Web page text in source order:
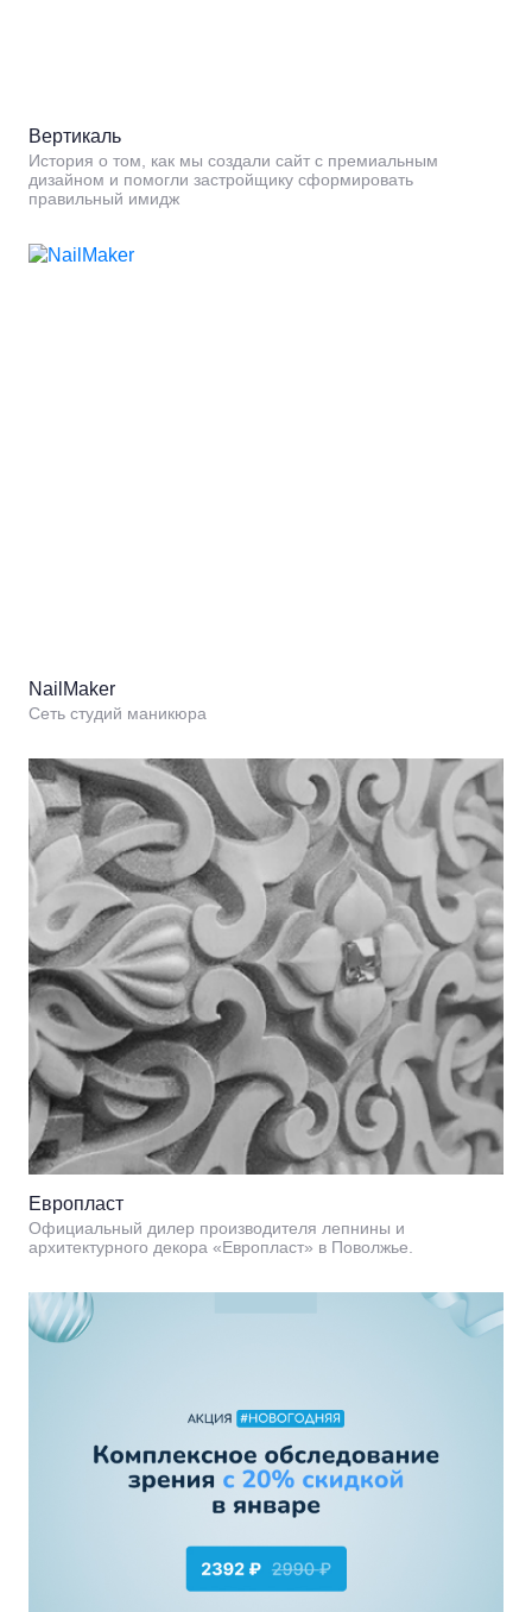
Вертикаль
История о том, как мы создали сайт с премиальным
дизайном и помогли застройщику сформировать
правильный имидж
NailMaker
Сеть студий маникюра
Европласт
Официальный дилер производителя лепнины и
архитектурного декора «Европласт» в Поволжье.